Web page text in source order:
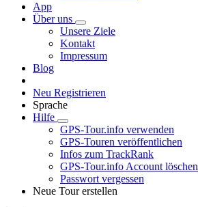
App
Über uns
Unsere Ziele
Kontakt
Impressum
Blog
Neu Registrieren
Sprache
Hilfe
GPS-Tour.info verwenden
GPS-Touren veröffentlichen
Infos zum TrackRank
GPS-Tour.info Account löschen
Passwort vergessen
Neue Tour erstellen